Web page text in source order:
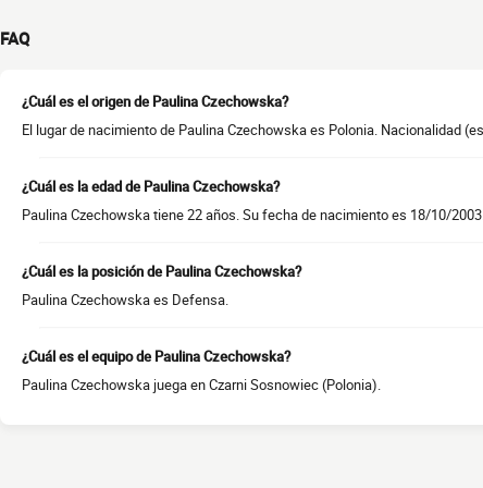
FAQ
¿Cuál es el origen de Paulina Czechowska?
El lugar de nacimiento de Paulina Czechowska es Polonia. Nacionalidad
¿Cuál es la edad de Paulina Czechowska?
Paulina Czechowska tiene 22 años. Su fecha de nacimiento es 18/10/
¿Cuál es la posición de Paulina Czechowska?
Paulina Czechowska es Defensa.
¿Cuál es el equipo de Paulina Czechowska?
Paulina Czechowska juega en Czarni Sosnowiec (Polonia).